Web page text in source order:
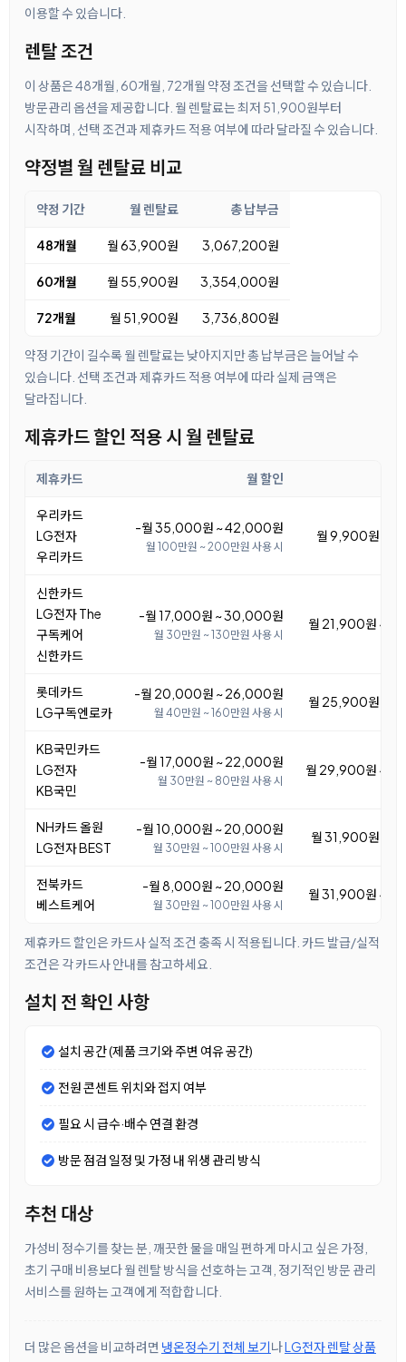
이용할 수 있습니다.
렌탈 조건
이 상품은 48개월, 60개월, 72개월 약정 조건을 선택할 수 있습니다.
방문관리 옵션을 제공합니다. 월 렌탈료는 최저 51,900원부터
시작하며, 선택 조건과 제휴카드 적용 여부에 따라 달라질 수 있습니다.
약정별 월 렌탈료 비교
약정 기간 월 렌탈료 총 납부금
48개월 월 63,900원 3,067,200원
60개월 월 55,900원 3,354,000원
72개월 월 51,900원 3,736,800원
약정 기간이 길수록 월 렌탈료는 낮아지지만 총 납부금은 늘어날 수
있습니다. 선택 조건과 제휴카드 적용 여부에 따라 실제 금액은
달라집니다.
제휴카드 할인 적용 시 월 렌탈료
제휴카드 월 할인
우리카드
LG전자
우리카드
-월 35,000원 ~ 42,000원
월 100만원 ~ 200만원 사용 시
월 9,900원 ~
신한카드
LG전자 The
구독케어
신한카드
-월 17,000원 ~ 30,000원
월 30만원 ~ 130만원 사용 시
월 21,900원 ~
롯데카드
LG구독엔로카
-월 20,000원 ~ 26,000원
월 40만원 ~ 160만원 사용 시
월 25,900원 ~
KB국민카드
LG전자
KB국민
-월 17,000원 ~ 22,000원
월 30만원 ~ 80만원 사용 시
월 29,900원 ~
NH카드 올원
LG전자 BEST
-월 10,000원 ~ 20,000원
월 30만원 ~ 100만원 사용 시
월 31,900원 ~
전북카드
베스트케어
-월 8,000원 ~ 20,000원
월 30만원 ~ 100만원 사용 시
월 31,900원 ~
제휴카드 할인은 카드사 실적 조건 충족 시 적용됩니다. 카드 발급/실적
조건은 각 카드사 안내를 참고하세요.
설치 전 확인 사항
설치 공간 (제품 크기와 주변 여유 공간)
전원 콘센트 위치와 접지 여부
필요 시 급수·배수 연결 환경
방문 점검 일정 및 가정 내 위생 관리 방식
추천 대상
가성비 정수기를 찾는 분, 깨끗한 물을 매일 편하게 마시고 싶은 가정,
초기 구매 비용보다 월 렌탈 방식을 선호하는 고객, 정기적인 방문 관리
서비스를 원하는 고객에게 적합합니다.
더 많은 옵션을 비교하려면 냉온정수기 전체 보기나LG전자 렌탈 상품